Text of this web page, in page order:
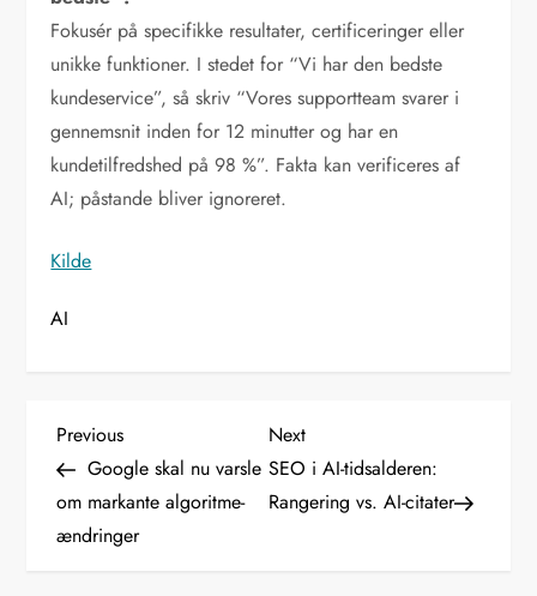
Fokusér på specifikke resultater, certificeringer eller
unikke funktioner. I stedet for “Vi har den bedste
kundeservice”, så skriv “Vores supportteam svarer i
gennemsnit inden for 12 minutter og har en
kundetilfredshed på 98 %”. Fakta kan verificeres af
AI; påstande bliver ignoreret.
Kilde
AI
I
n
d
Previous
Post
Previous
Google skal nu varsle
om markante algoritme-
ændringer
Next
Post
Next
SEO i AI-tidsalderen:
Rangering vs. AI-citater